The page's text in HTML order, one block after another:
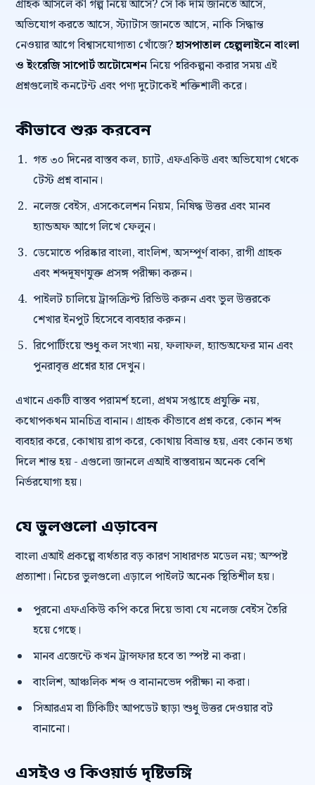
গ্রাহক আসলে কী গল্প নিয়ে আসে? সে কি দাম জানতে আসে,
অভিযোগ করতে আসে, স্ট্যাটাস জানতে আসে, নাকি সিদ্ধান্ত
নেওয়ার আগে বিশ্বাসযোগ্যতা খোঁজে?হাসপাতাল হেল্পলাইনে বাংলা
ও ইংরেজি সাপোর্ট অটোমেশননিয়ে পরিকল্পনা করার সময় এই
প্রশ্নগুলোই কনটেন্ট এবং পণ্য দুটোকেই শক্তিশালী করে।
কীভাবে শুরু করবেন
গত ৩০ দিনের বাস্তব কল, চ্যাট, এফএকিউ এবং অভিযোগ থেকে
টেস্ট প্রশ্ন বানান।
নলেজ বেইস, এসকেলেশন নিয়ম, নিষিদ্ধ উত্তর এবং মানব
হ্যান্ডঅফ আগে লিখে ফেলুন।
ডেমোতে পরিষ্কার বাংলা, বাংলিশ, অসম্পূর্ণ বাক্য, রাগী গ্রাহক
এবং শব্দদূষণযুক্ত প্রসঙ্গ পরীক্ষা করুন।
পাইলট চালিয়ে ট্রান্সক্রিপ্ট রিভিউ করুন এবং ভুল উত্তরকে
শেখার ইনপুট হিসেবে ব্যবহার করুন।
রিপোর্টিংয়ে শুধু কল সংখ্যা নয়, ফলাফল, হ্যান্ডঅফের মান এবং
পুনরাবৃত্ত প্রশ্নের হার দেখুন।
এখানে একটি বাস্তব পরামর্শ হলো, প্রথম সপ্তাহে প্রযুক্তি নয়,
কথোপকথন মানচিত্র বানান। গ্রাহক কীভাবে প্রশ্ন করে, কোন শব্দ
ব্যবহার করে, কোথায় রাগ করে, কোথায় বিভ্রান্ত হয়, এবং কোন তথ্য
দিলে শান্ত হয় - এগুলো জানলে এআই বাস্তবায়ন অনেক বেশি
নির্ভরযোগ্য হয়।
যে ভুলগুলো এড়াবেন
বাংলা এআই প্রকল্পে ব্যর্থতার বড় কারণ সাধারণত মডেল নয়; অস্পষ্ট
প্রত্যাশা। নিচের ভুলগুলো এড়ালে পাইলট অনেক স্থিতিশীল হয়।
পুরনো এফএকিউ কপি করে দিয়ে ভাবা যে নলেজ বেইস তৈরি
হয়ে গেছে।
মানব এজেন্টে কখন ট্রান্সফার হবে তা স্পষ্ট না করা।
বাংলিশ, আঞ্চলিক শব্দ ও বানানভেদ পরীক্ষা না করা।
সিআরএম বা টিকিটিং আপডেট ছাড়া শুধু উত্তর দেওয়ার বট
বানানো।
এসইও ও কিওয়ার্ড দৃষ্টিভঙ্গি